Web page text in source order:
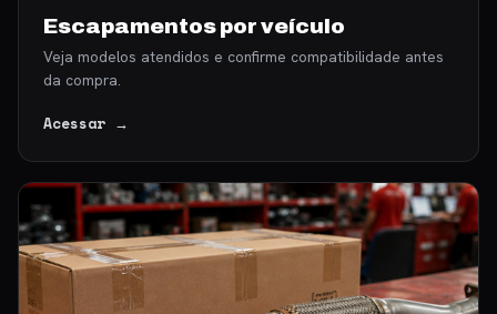
Escapamentos por veículo
Veja modelos atendidos e confirme compatibilidade antes
da compra.
Acessar →